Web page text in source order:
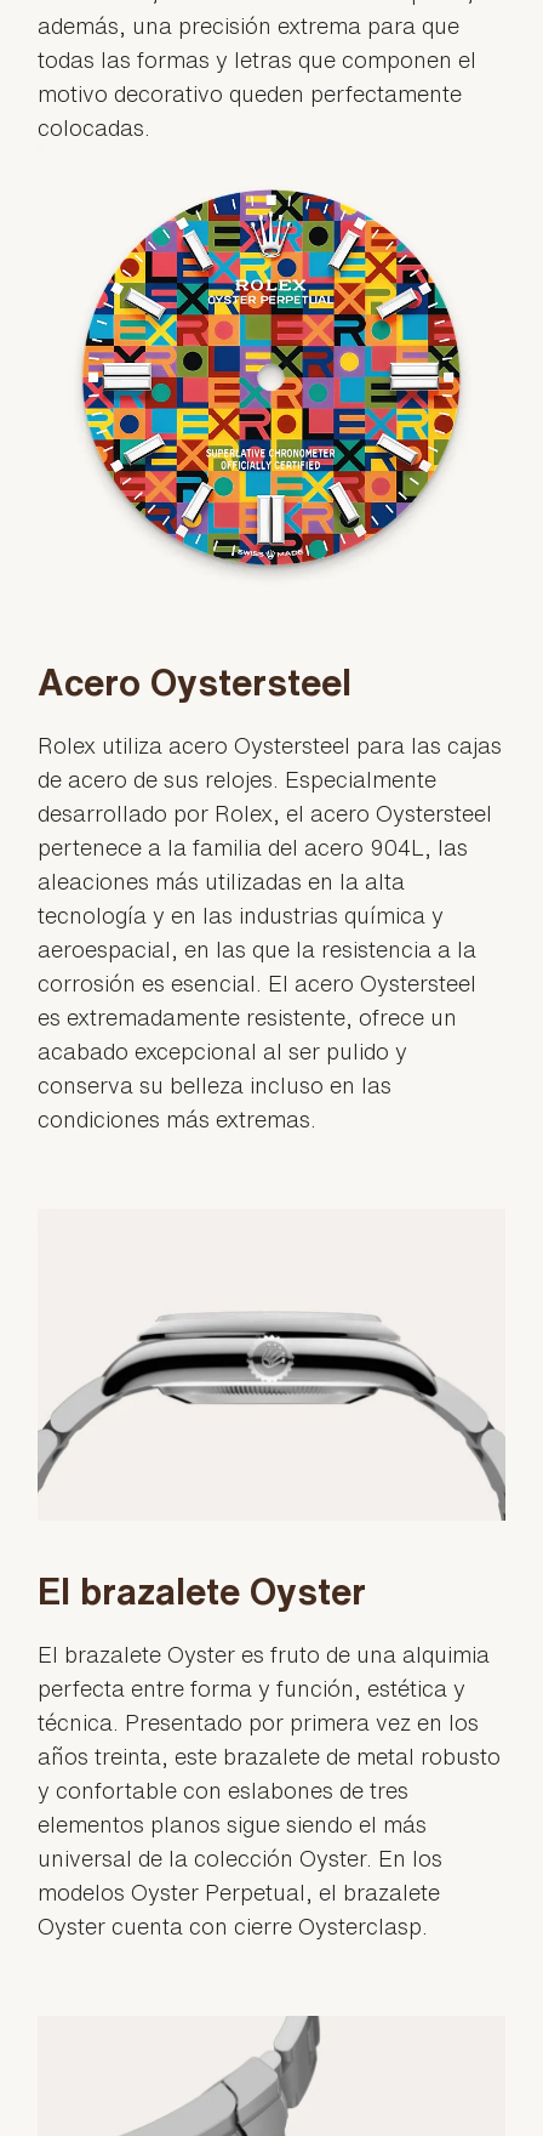
además, una precisión extrema para que
todas las formas y letras que componen el
motivo decorativo queden perfectamente
colocadas.
Acero Oystersteel
Rolex utiliza acero Oystersteel para las cajas
de acero de sus relojes. Especialmente
desarrollado por Rolex, el acero Oystersteel
pertenece a la familia del acero 904L, las
aleaciones más utilizadas en la alta
tecnología y en las industrias química y
aeroespacial, en las que la resistencia a la
corrosión es esencial. El acero Oystersteel
es extremadamente resistente, ofrece un
acabado excepcional al ser pulido y
conserva su belleza incluso en las
condiciones más extremas.
El brazalete Oyster
El brazalete Oyster es fruto de una alquimia
perfecta entre forma y función, estética y
técnica. Presentado por primera vez en los
años treinta, este brazalete de metal robusto
y confortable con eslabones de tres
elementos planos sigue siendo el más
universal de la colección Oyster. En los
modelos Oyster Perpetual, el brazalete
Oyster cuenta con cierre Oysterclasp.